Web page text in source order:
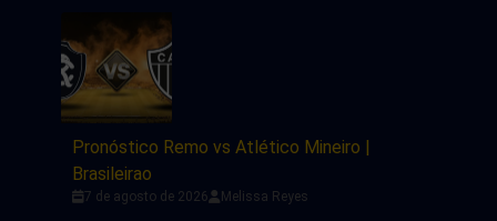
Pronóstico Remo vs Atlético Mineiro |
Brasileirao
7 de agosto de 2026 Melissa Reyes